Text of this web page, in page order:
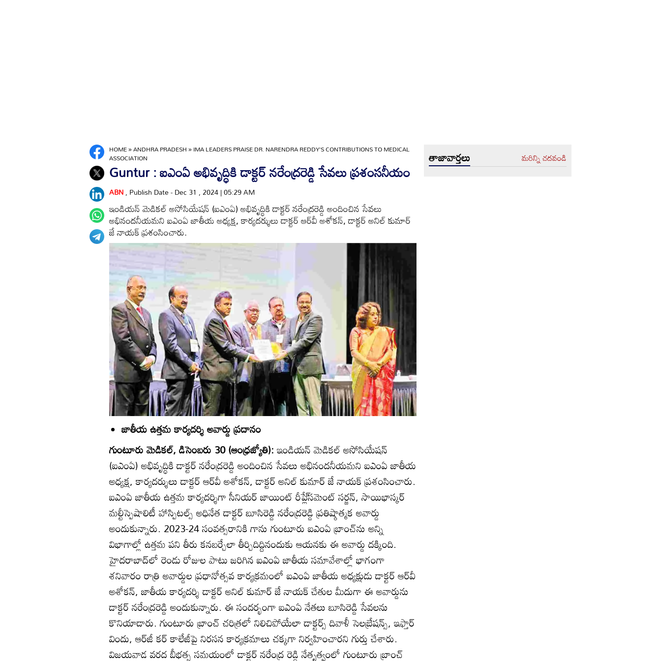
HOME»ANDHRA PRADESH»IMA LEADERS PRAISE DR. NARENDRA REDDY'S CONTRIBUTIONS TO MEDICAL
ASSOCIATION
Guntur : ఐఎంఏ అభివృద్ధికి డాక్టర్‌ నరేంద్రరెడ్డి సేవలు ప్రశంసనీయం
ABN, Publish Date - Dec 31 , 2024 | 05:29 AM
ఇండియన్‌ మెడికల్‌ అసోసియేషన్‌ (ఐఎంఏ) అభివృద్ధికి డాక్టర్‌ నరేంద్రరెడ్డి అందించిన సేవలు
అభినందనీయమని ఐఎంఏ జాతీయ అధ్యక్ష, కార్యదర్శులు డాక్టర్‌ ఆర్‌వీ అశోకన్‌, డాక్టర్‌ అనిల్‌ కుమార్‌
జే నాయక్‌ ప్రశంసించారు.
జాతీయ ఉత్తమ కార్యదర్శి అవార్డు ప్రదానం
గుంటూరు మెడికల్‌, డిసెంబరు 30 (ఆంధ్రజ్యోతి):ఇండియన్‌ మెడికల్‌ అసోసియేషన్‌
(ఐఎంఏ) అభివృద్ధికి డాక్టర్‌ నరేంద్రరెడ్డి అందించిన సేవలు అభినందనీయమని ఐఎంఏ జాతీయ
అధ్యక్ష, కార్యదర్శులు డాక్టర్‌ ఆర్‌వీ అశోకన్‌, డాక్టర్‌ అనిల్‌ కుమార్‌ జే నాయక్‌ ప్రశంసించారు.
ఐఎంఏ జాతీయ ఉత్తమ కార్యదర్శిగా సీనియర్‌ జాయింట్‌ రీప్లే్‌సమెంట్‌ సర్జన్‌, సాయిభాస్కర్‌
మల్టీస్పెషాలిటీ హాస్పిటల్స్‌ అధినేత డాక్టర్‌ బూసిరెడ్డి నరేంద్రరెడ్డి ప్రతిష్ఠాత్మక అవార్డు
అందుకున్నారు. 2023-24 సంవత్సరానికి గాను గుంటూరు ఐఎంఏ బ్రాంచ్‌ను అన్ని
విభాగాల్లో ఉత్తమ పని తీరు కనబర్చేలా తీర్చిదిద్దినందుకు ఆయనకు ఈ అవార్డు దక్కింది.
హైదరాబాద్‌లో రెండు రోజుల పాటు జరిగిన ఐఎంఏ జాతీయ సమావేశాల్లో భాగంగా
శనివారం రాత్రి అవార్డుల ప్రధానోత్సవ కార్యక్రమంలో ఐఎంఏ జాతీయ అధ్యక్షుడు డాక్టర్‌ ఆర్‌వీ
అశోకన్‌, జాతీయ కార్యదర్శి డాక్టర్‌ అనిల్‌ కుమార్‌ జే నాయక్‌ చేతుల మీదుగా ఈ అవార్డును
డాక్టర్‌ నరేంద్రరెడ్డి అందుకున్నారు. ఈ సందర్భంగా ఐఎంఏ నేతలు బూసిరెడ్డి సేవలను
కొనియాడారు. గుంటూరు బ్రాంచ్‌ చరిత్రలో నిలిచిపోయేలా డాక్టర్స్‌ దివాళీ సెలబ్రేషన్స్‌, ఇఫ్తార్‌
విందు, ఆర్‌జీ కర్‌ కాలేజీపై నిరసన కార్యక్రమాలు చక్కగా నిర్వహించారని గుర్తు చేశారు.
విజయవాడ వరద బీభత్స సమయంలో డాక్టర్‌ నరేంద్ర రెడ్డి నేతృత్వంలో గుంటూరు బ్రాంచ్‌
తాజావార్తలు మరిన్ని చదవండి